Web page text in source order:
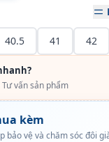
40.5 41 42
vấn sản phẩm
kèm
bảo vệ và chăm sóc đôi